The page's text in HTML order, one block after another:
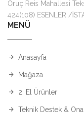
Oruç Reis Mahallesi
424(108) ESENLER /
MENÜ
Anasayfa
Mağaza
2. El Ürünler
Teknik Destek &